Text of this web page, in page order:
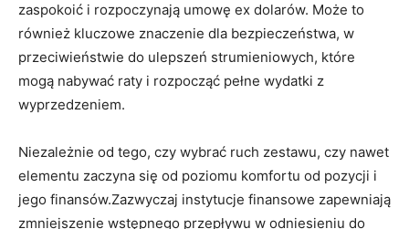
zaspokoić i rozpoczynają umowę ex dolarów. Może to
również kluczowe znaczenie dla bezpieczeństwa, w
przeciwieństwie do ulepszeń strumieniowych, które
mogą nabywać raty i rozpocząć pełne wydatki z
wyprzedzeniem.
Niezależnie od tego, czy wybrać ruch zestawu, czy nawet
elementu zaczyna się od poziomu komfortu od pozycji i
jego finansów.Zazwyczaj instytucje finansowe zapewniają
zmniejszenie wstępnego przepływu w odniesieniu do